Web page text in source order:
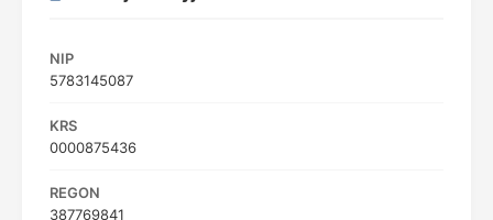
NIP
5783145087
KRS
0000875436
REGON
387769841